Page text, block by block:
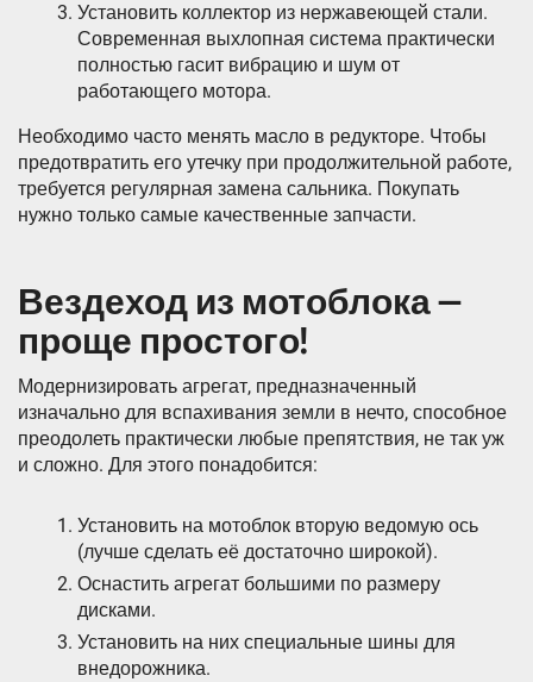
Установить коллектор из нержавеющей стали.
Современная выхлопная система практически
полностью гасит вибрацию и шум от
работающего мотора.
Необходимо часто менять масло в редукторе. Чтобы
предотвратить его утечку при продолжительной работе,
требуется регулярная замена сальника. Покупать
нужно только самые качественные запчасти.
Вездеход из мотоблока —
проще простого!
Модернизировать агрегат, предназначенный
изначально для вспахивания земли в нечто, способное
преодолеть практически любые препятствия, не так уж
и сложно. Для этого понадобится:
Установить на мотоблок вторую ведомую ось
(лучше сделать её достаточно широкой).
Оснастить агрегат большими по размеру
дисками.
Установить на них специальные шины для
внедорожника.